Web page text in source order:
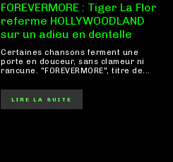
FOREVERMORE : Tiger La Flor
referme HOLLYWOODLAND
sur un adieu en dentelle
Certaines chansons ferment une
porte en douceur, sans clameur ni
rancune. "FOREVERMORE", titre de...
LIRE LA SUITE